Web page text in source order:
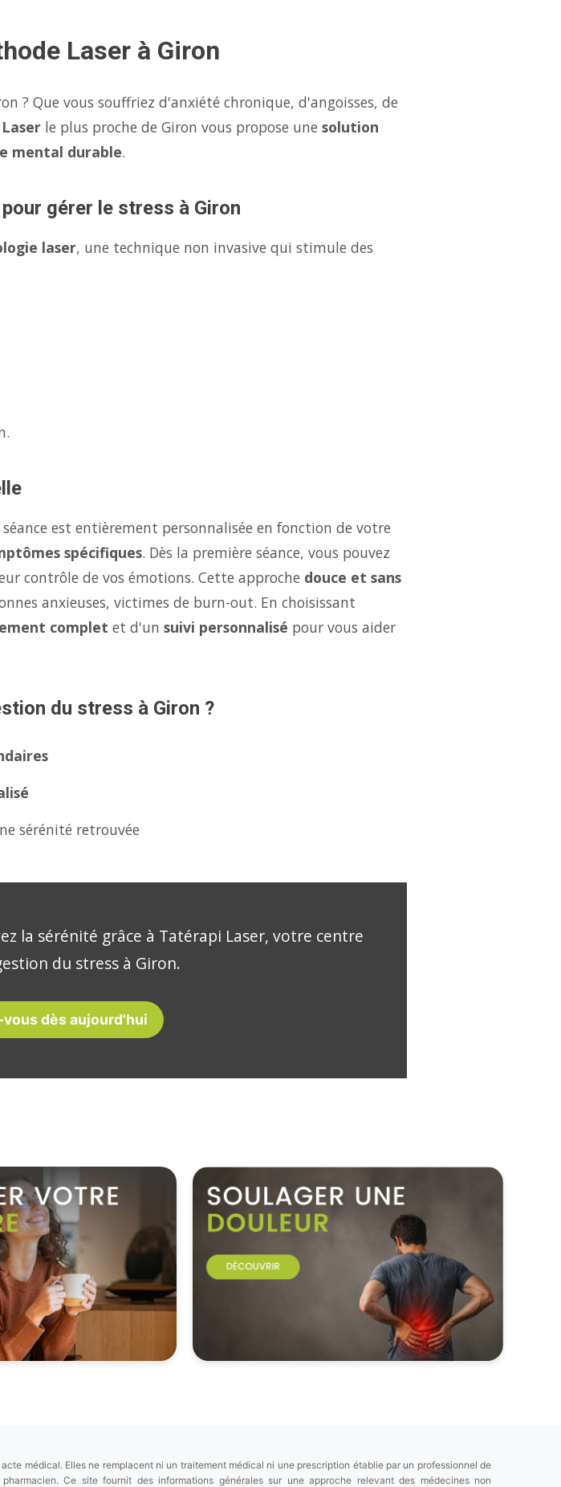
Laser à Giron
? Que vous souffriez d'anxiété chronique, d'angoisses, de
le plus proche de Giron vous propose une solution
mental durable.
gérer le stress à Giron
laser, une technique non invasive qui stimule des
est entièrement personnalisée en fonction de votre
spécifiques. Dès la première séance, vous pouvez
contrôle de vos émotions. Cette approche douce et sans
anxieuses, victimes de burn-out. En choisissant
complet et d'un suivi personnalisé pour vous aider
du stress à Giron ?
sérénité retrouvée
la sérénité grâce à Tatérapi Laser, votre centre
du stress à Giron.
dès aujourd'hui
médical. Elles ne remplacent ni un traitement médical ni une prescription établie par un professionnel de
Ce site fournit des informations générales sur une approche relevant des médecines non